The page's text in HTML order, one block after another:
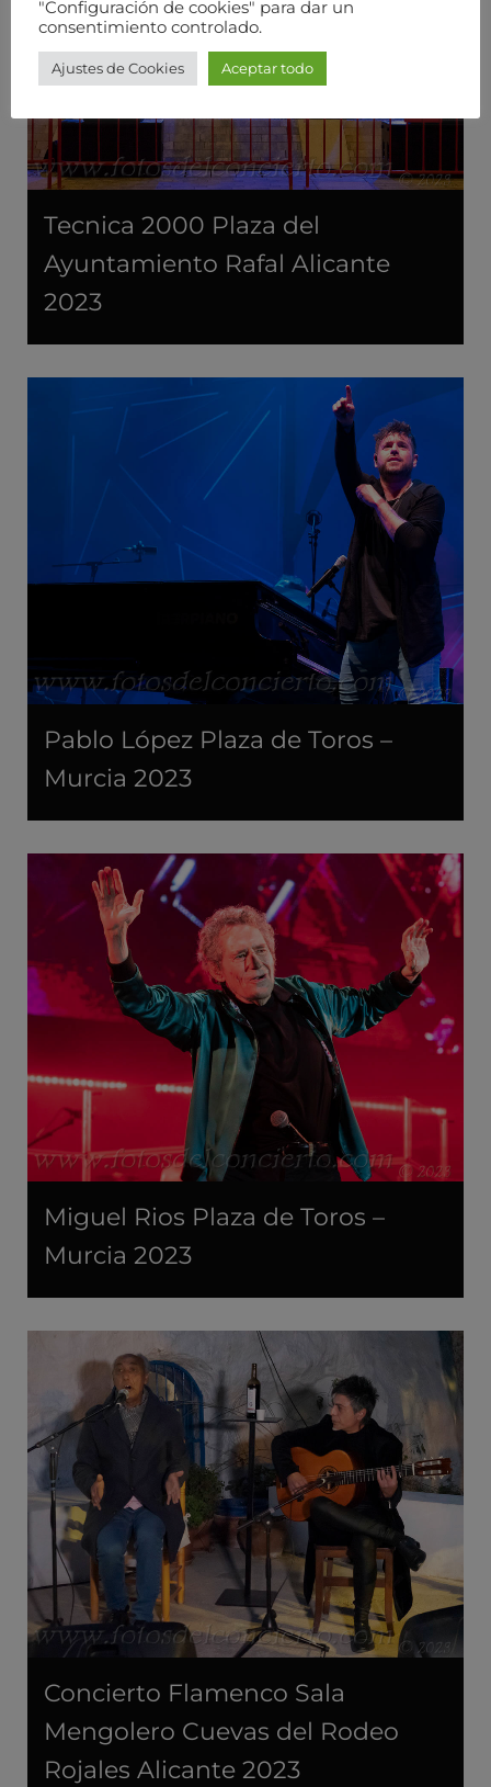
Tecnica 2000 Plaza del
Ayuntamiento Rafal Alicante
2023
Pablo López Plaza de Toros –
Murcia 2023
Miguel Rios Plaza de Toros –
Murcia 2023
Concierto Flamenco Sala
Mengolero Cuevas del Rodeo
Rojales Alicante 2023
"Configuración de cookies" para dar un
consentimiento controlado.
Ajustes de Cookies Aceptar todo